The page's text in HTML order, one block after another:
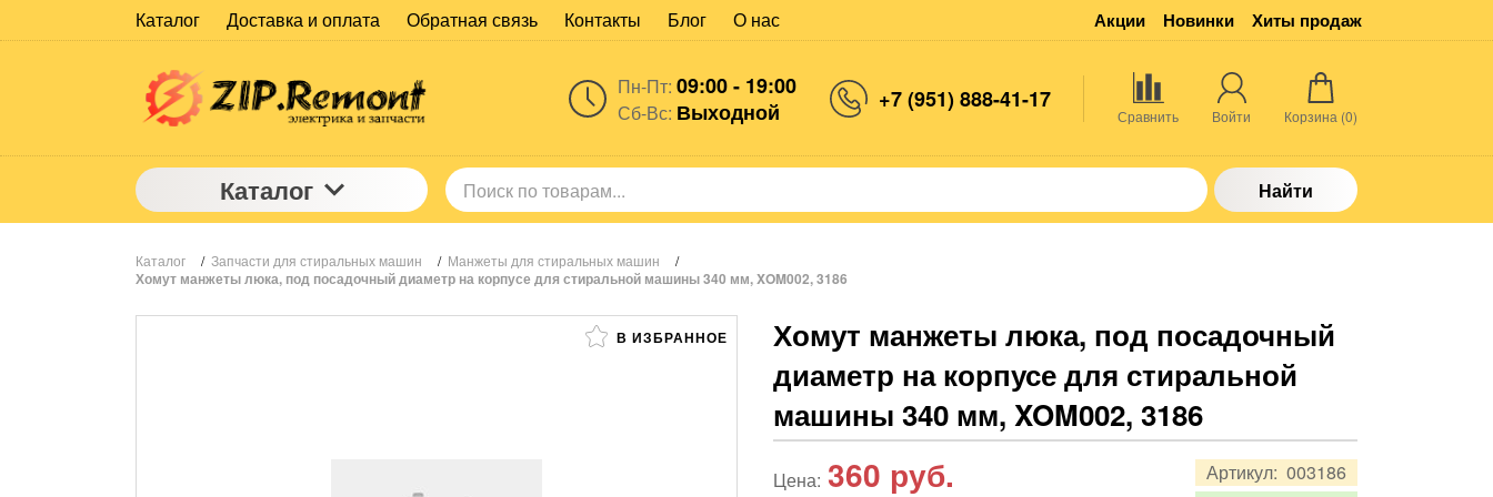
Каталог Доставка и оплата Обратная связь Контакты Блог О нас Акции Новинки Хиты продаж
Пн-Пт: 09:00 - 19:00
Сб-Вс: Выходной +7 (951) 888-41-17
Сравнить Войти Корзина (0)
Каталог Найти
Каталог / Запчасти для стиральных машин / Манжеты для стиральных машин /
Хомут манжеты люка, под посадочный диаметр на корпусе для стиральной машины 340 мм, XOM002, 3186
В ИЗБРАННОЕ
Хомут манжеты люка, под посадочный
диаметр на корпусе для стиральной
машины 340 мм, XOM002, 3186
Артикул: 003186
Цена: 360 руб.